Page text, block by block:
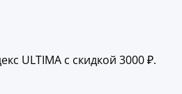
ULTIMA с скидкой 3000 ₽.